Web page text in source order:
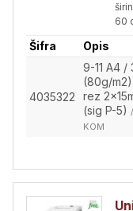
60
Šifra Opis
4035322
9-11 A4 /
(80g/m2),
rez
(sig P-5) /
KOM